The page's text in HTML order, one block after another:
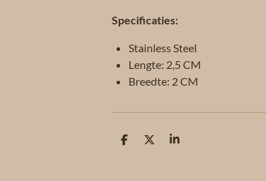
Specificaties:
Stainless Steel
Lengte: 2,5 CM
Breedte: 2 CM
D
D
S